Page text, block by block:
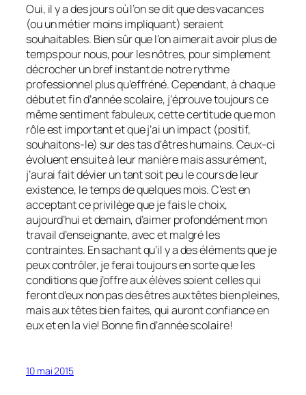
Oui, il y a des jours où l’on se dit que des vacances
(ou un métier moins impliquant) seraient
souhaitables. Bien sûr que l’on aimerait avoir plus de
temps pour nous, pour les nôtres, pour simplement
décrocher un bref instant de notre rythme
professionnel plus qu’effréné. Cependant, à chaque
début et fin d’année scolaire, j’éprouve toujours ce
même sentiment fabuleux, cette certitude que mon
rôle est important et que j’ai un impact (positif,
souhaitons-le) sur des tas d’êtres humains. Ceux-ci
évoluent ensuite à leur manière mais assurément,
j’aurai fait dévier un tant soit peu le cours de leur
existence, le temps de quelques mois. C’est en
acceptant ce privilège que je fais le choix,
aujourd’hui et demain, d’aimer profondément mon
travail d’enseignante, avec et malgré les
contraintes. En sachant qu’il y a des éléments que je
peux contrôler, je ferai toujours en sorte que les
conditions que j’offre aux élèves soient celles qui
feront d’eux non pas des êtres aux têtes bien pleines,
mais aux têtes bien faites, qui auront confiance en
eux et en la vie! Bonne fin d’année scolaire!
10 mai 2015